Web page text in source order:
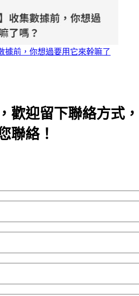
據前，你想過要用它來幹嘛了
歡迎留下聯絡方式，
聯絡！